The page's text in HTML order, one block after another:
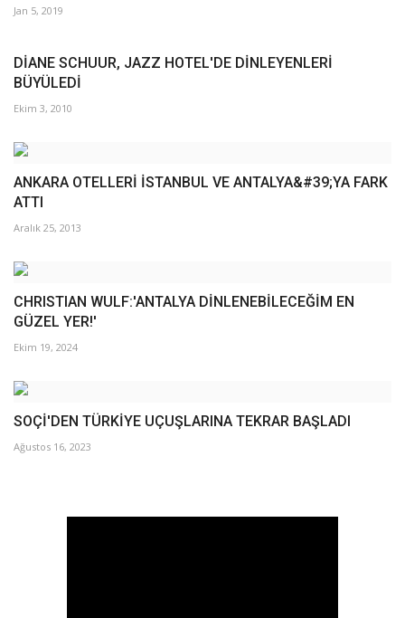
Jan 5, 2019
DİANE SCHUUR, JAZZ HOTEL'DE DİNLEYENLERİ
BÜYÜLEDİ
Ekim 3, 2010
ANKARA OTELLERİ İSTANBUL VE ANTALYA&#39;YA FARK
ATTI
Aralık 25, 2013
CHRISTIAN WULF:'ANTALYA DİNLENEBİLECEĞİM EN
GÜZEL YER!'
Ekim 19, 2024
SOÇİ'DEN TÜRKİYE UÇUŞLARINA TEKRAR BAŞLADI
Ağustos 16, 2023